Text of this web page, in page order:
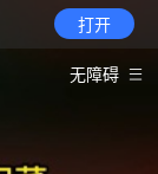
打开
无障碍